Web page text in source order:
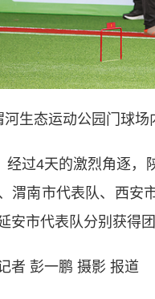
河生态运动公园门球场
4天的激烈角逐，陕
渭南市代表队、西安
安市代表队分别获得
彭一鹏 摄影 报道